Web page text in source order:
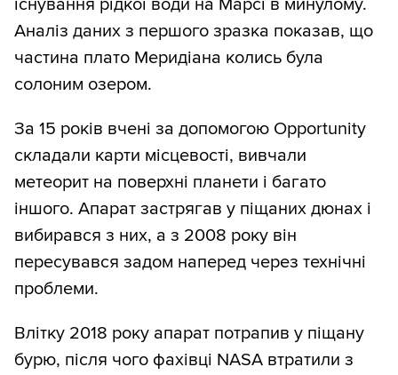
існування рідкої води на Марсі в минулому.
Аналіз даних з першого зразка показав, що
частина плато Меридіана колись була
солоним озером.
За 15 років вчені за допомогою Opportunity
складали карти місцевості, вивчали
метеорит на поверхні планети і багато
іншого. Апарат застрягав у піщаних дюнах і
вибирався з них, а з 2008 року він
пересувався задом наперед через технічні
проблеми.
Влітку 2018 року апарат потрапив у піщану
бурю, після чого фахівці NASA втратили з